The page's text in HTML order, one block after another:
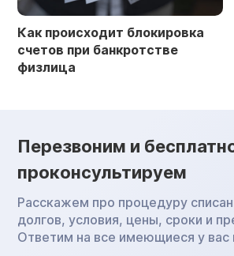
Как происходит блокировка
счетов при банкротстве
физлица
Перезвоним и
проконсультируем
Расскажем про процедуру
долгов, условия, цены, сроки и
Ответим на все имеющиеся у вас